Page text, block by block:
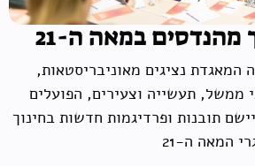
מהנדסים במאה ה-21
המאגדת נציגים מאוניבריסטאות,
ממשל, תעשייה וצעירים, הפועלים
תובנות ופרדיגמות חדשות בחינוך
המאה ה-21